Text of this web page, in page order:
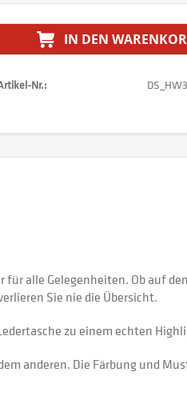
IN DEN
Nr.:
alle Gelegenheiten. Ob auf
Sie nie die Übersicht.
zu einem echten
anderen. Die Färbung und